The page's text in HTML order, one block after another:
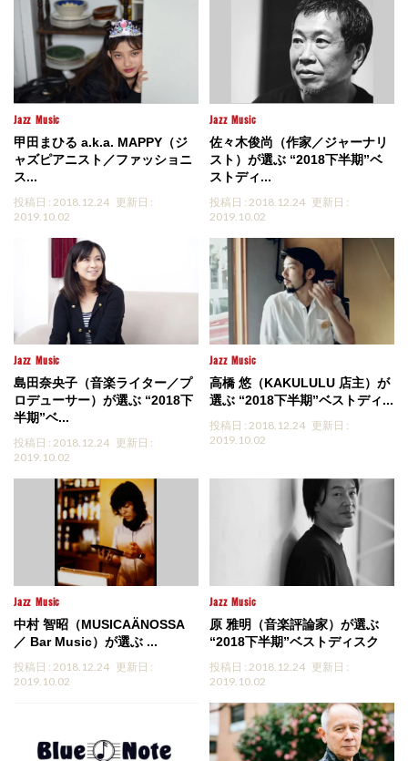
Jazz Music
甲田まひる a.k.a. MAPPY（ジ
ャズピアニスト／ファッショニ
ス...
投稿日 : 2018.12.24 更新日 :
2019.10.02
Jazz Music
佐々木俊尚（作家／ジャーナリ
スト）が選ぶ “2018下半期”ベ
ストディ...
投稿日 : 2018.12.24 更新日 :
2019.10.02
Jazz Music
島田奈央子（音楽ライター／プ
ロデューサー）が選ぶ “2018下
半期”ベ...
投稿日 : 2018.12.24 更新日 :
2019.10.02
Jazz Music
高橋 悠（KAKULULU 店主）が
選ぶ “2018下半期”ベストディ...
投稿日 : 2018.12.24 更新日 :
2019.10.02
Jazz Music
中村 智昭（MUSICAÄNOSSA
／ Bar Music）が選ぶ ...
投稿日 : 2018.12.24 更新日 :
2019.10.02
Jazz Music
原 雅明（音楽評論家）が選ぶ
“2018下半期”ベストディスク
投稿日 : 2018.12.24 更新日 :
2019.10.02